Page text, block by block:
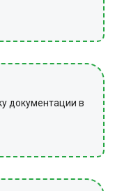
документации в